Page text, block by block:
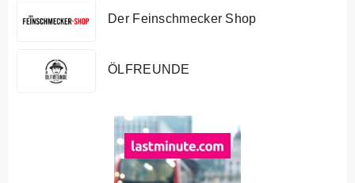
Der Feinschmecker Shop
ÖLFREUNDE